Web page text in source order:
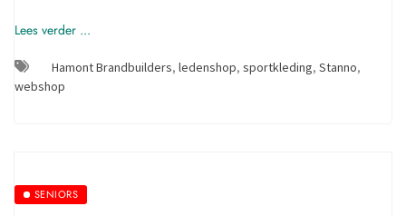
Lees verder ...
Hamont Brandbuilders, ledenshop, sportkleding, Stanno,
webshop
SENIORS